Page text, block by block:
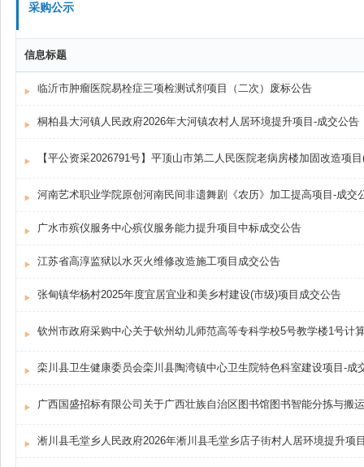
采购公示
信息标题
临沂市肿瘤医院易栓症三项检测试剂项目（二次）废标公告
桐柏县大河镇人民政府2026年大河镇农村人居环境提升项目-成交公告
河南艺术职业学院原创河南民间非遗舞剧《农历》加工提高项目-成交
广水市殡仪服务中心殡仪服务能力提升项目中标成交公告
江苏省高淳监狱以水灭火维修改造施工项目成交公告
张甸镇华杨村2025年度宜居宜业和美乡村建设(市级)项目成交公告
栾川县卫生健康委员会栾川县陶湾镇中心卫生院特色科室建设项目-成
淅川县毛堂乡人民政府2026年淅川县毛堂乡店子街村人居环境提升项